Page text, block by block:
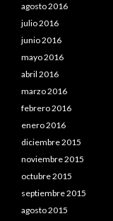
agosto 2016
julio 2016
junio 2016
mayo 2016
abril 2016
marzo 2016
febrero 2016
enero 2016
diciembre 2015
noviembre 2015
octubre 2015
septiembre 2015
agosto 2015